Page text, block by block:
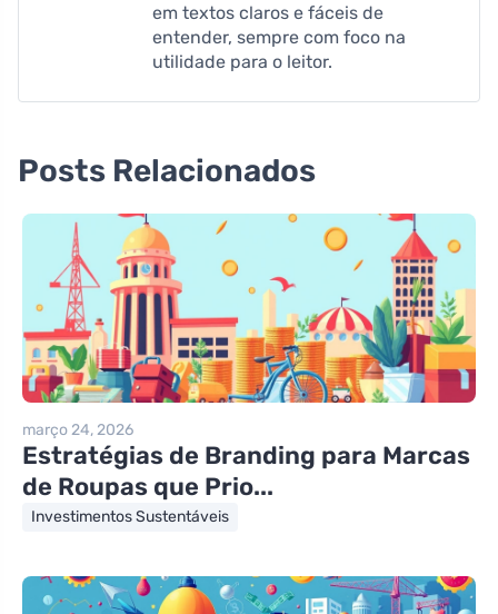
em textos claros e fáceis de
entender, sempre com foco na
utilidade para o leitor.
Posts Relacionados
março 24, 2026
Estratégias de Branding para Marcas
de Roupas que Prio...
Investimentos Sustentáveis